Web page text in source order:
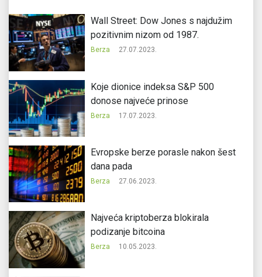
Wall Street: Dow Jones s najdužim
pozitivnim nizom od 1987.
Berza 27.07.2023.
Koje dionice indeksa S&P 500
donose najveće prinose
Berza 17.07.2023.
Evropske berze porasle nakon šest
dana pada
Berza 27.06.2023.
Najveća kriptoberza blokirala
podizanje bitcoina
Berza 10.05.2023.